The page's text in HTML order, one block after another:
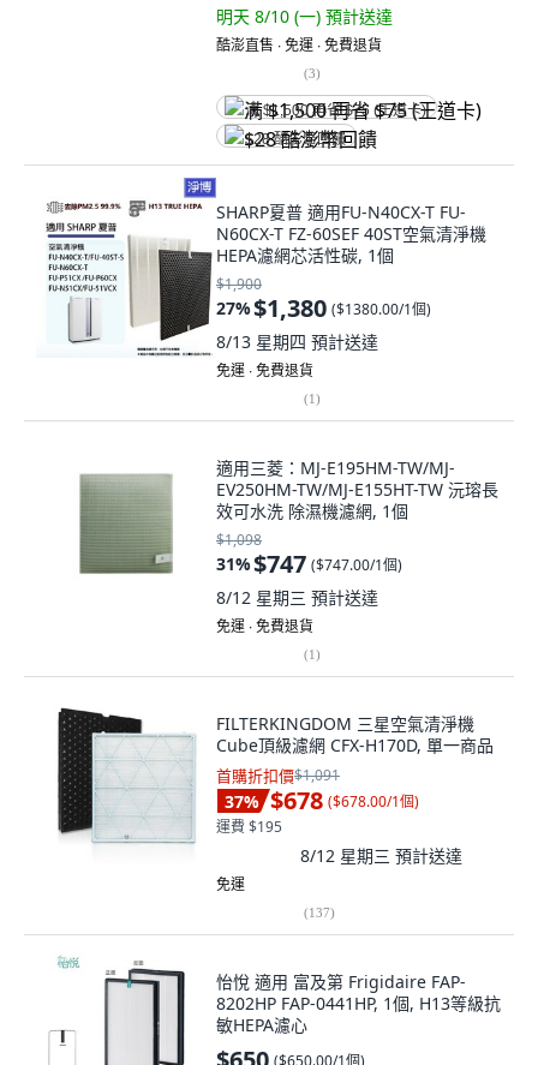
明天 8/10 (一) 預計送達
酷澎直售 ∙ 免運 ∙ 免費退貨
(3)
满 $1,500 再省 $75 (王道卡)
$28 酷澎幣回饋
SHARP夏普 適用FU-N40CX-T FU-
N60CX-T FZ-60SEF 40ST空氣清淨機
HEPA濾網芯活性碳, 1個
$1,900
27%$1,380 ($1380.00/1個)
8/13 星期四 預計送達
免運 ∙ 免費退貨
(1)
適用三菱：MJ-E195HM-TW/MJ-
EV250HM-TW/MJ-E155HT-TW 沅瑢長
效可水洗 除濕機濾網, 1個
$1,098
31%$747 ($747.00/1個)
8/12 星期三 預計送達
免運 ∙ 免費退貨
(1)
FILTERKINGDOM 三星空氣清淨機
Cube頂級濾網 CFX-H170D, 單一商品
首購折扣價$1,091
37% $678 ($678.00/1個)
運費 $195
8/12 星期三 預計送達
免運
(137)
怡悅 適用 富及第 Frigidaire FAP-
8202HP FAP-0441HP, 1個, H13等級抗
敏HEPA濾心
($650.00/1個)